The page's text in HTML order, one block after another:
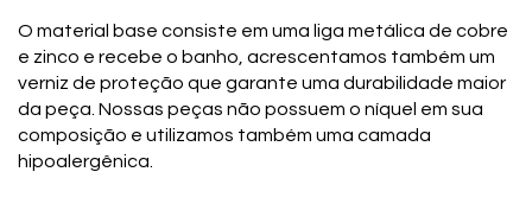
O material base consiste em uma liga metálica de cobre
e zinco e recebe o banho, acrescentamos também um
verniz de proteção que garante uma durabilidade maior
da peça. Nossas peças não possuem o níquel em sua
composição e utilizamos também uma camada
hipoalergênica.